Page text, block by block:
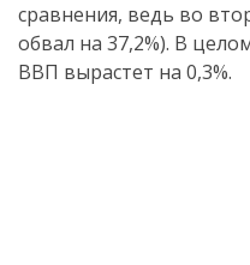
сравнения, ведь во
обвал на 37,2%). В
ВВП вырастет на 0,3%.